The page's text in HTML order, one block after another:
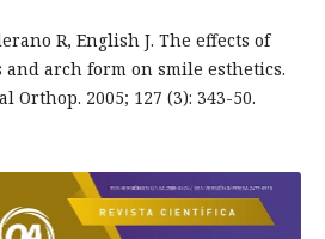
R, English J. The effects of
arch form on smile esthetics.
Orthop. 2005; 127 (3): 343-50.